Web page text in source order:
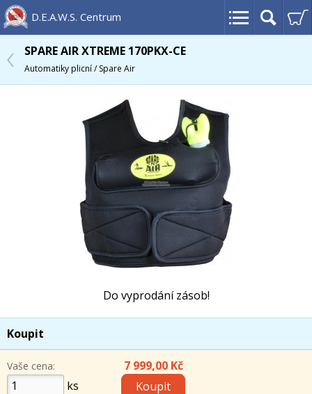
D.E.A.W.S. Centrum
SPARE AIR XTREME 170PKX-CE
Automatiky plicní / Spare Air
Do vyprodání zásob!
Koupit
Vaše cena:
ks
7 999,00 Kč